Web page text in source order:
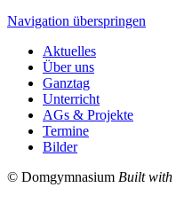
Navigation überspringen
Aktuelles
Über uns
Ganztag
Unterricht
AGs & Projekte
Termine
Bilder
© Domgymnasium Built with